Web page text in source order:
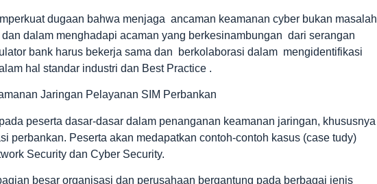
dugaan bahwa menjaga ancaman keamanan cyber bukan masalah
dalam menghadapi acaman yang berkesinambungan dari serangan
bank harus bekerja sama dan berkolaborasi dalam mengidentifikasi
hal standar industri dan Best Practice .
Jaringan Pelayanan SIM Perbankan
peserta dasar-dasar dalam penanganan keamanan jaringan, khususnya
perbankan. Peserta akan medapatkan contoh-contoh kasus (case tudy)
Security dan Cyber Security.
besar organisasi dan perusahaan bergantung pada berbagai jenis